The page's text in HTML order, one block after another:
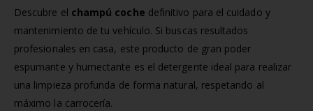
Descubre el champú coche definitivo para el cuidado y
mantenimiento de tu vehículo. Si buscas resultados
profesionales en casa, este producto de gran poder
espumante y humectante es el detergente ideal para realizar
una limpieza profunda de forma natural, respetando al
máximo la carrocería.